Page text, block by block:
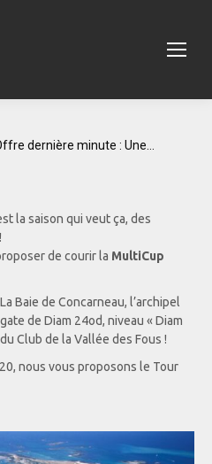
dernière minute : Une…
la saison qui veut ça, des
de courir la MultiCup
Baie de Concarneau, l’archipel
de Diam 24od, niveau « Diam
Club de la Vallée des Fous !
nous vous proposons le Tour